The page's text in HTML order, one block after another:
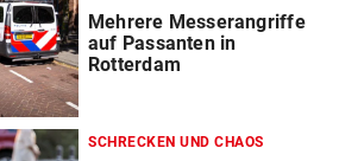
Mehrere Messerangriffe
auf Passanten in
Rotterdam
SCHRECKEN UND CHAOS